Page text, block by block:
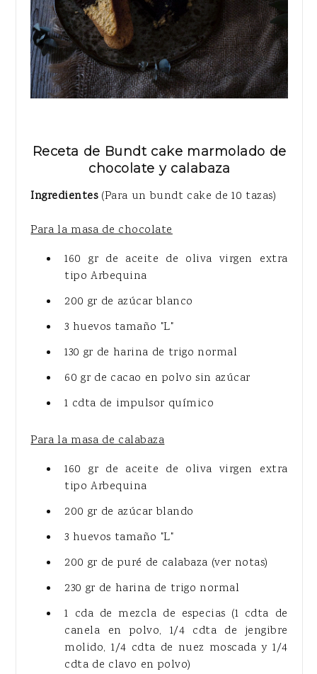
Receta de Bundt cake marmolado de
chocolate y calabaza
Ingredientes (Para un bundt cake de 10 tazas)
Para la masa de chocolate
160 gr de aceite de oliva virgen extra
tipo Arbequina
200 gr de azúcar blanco
3 huevos tamaño "L"
130 gr de harina de trigo normal
60 gr de cacao en polvo sin azúcar
1 cdta de impulsor químico
Para la masa de calabaza
160 gr de aceite de oliva virgen extra
tipo Arbequina
200 gr de azúcar blando
3 huevos tamaño "L"
200 gr de puré de calabaza (ver notas)
230 gr de harina de trigo normal
1 cda de mezcla de especias (1 cdta de
canela en polvo, 1/4 cdta de jengibre
molido, 1/4 cdta de nuez moscada y 1/4
cdta de clavo en polvo)